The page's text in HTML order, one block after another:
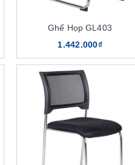
Ghế Họp GL403
1.442.000₫